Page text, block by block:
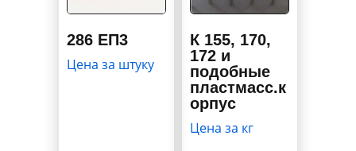
286 ЕП3
Цена за штуку
К 155, 170,
172 и
подобные
пластмасс.к
орпус
Цена за кг